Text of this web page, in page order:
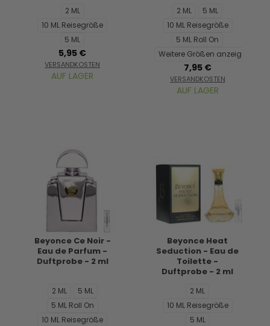
2 ML
10 ML Reisegröße
5 ML
5,95 €
VERSANDKOSTEN
AUF LAGER
2 ML
5 ML
10 ML Reisegröße
5 ML Roll On
Weitere Größen anzeigen...
7,95 €
VERSANDKOSTEN
AUF LAGER
Beyonce Ce Noir -
Eau de Parfum -
Duftprobe - 2 ml
2 ML
5 ML
5 ML Roll On
10 ML Reisegröße
Beyonce Heat
Seduction - Eau de
Toilette -
Duftprobe - 2 ml
2 ML
10 ML Reisegröße
5 ML